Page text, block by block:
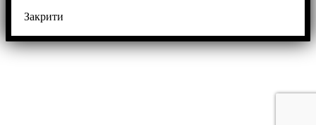
Закрити